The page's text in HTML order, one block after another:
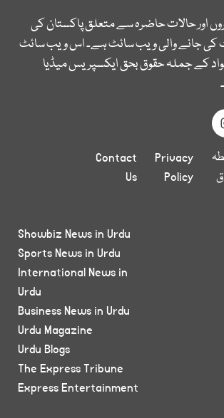
اور حالات حاضرہ سے متعلق پاکستان کی
کی جانے والی ویب سائٹ ہے۔ اس ویب سائٹ
کے جملہ حقوق بحق ایکسپریس میڈیا
Privacy
Policy
Contact
Us
Showbiz News in Urdu
Sports News in Urdu
International News in
Urdu
Business News in Urdu
Urdu Magazine
Urdu Blogs
The Express Tribune
Express Entertainment